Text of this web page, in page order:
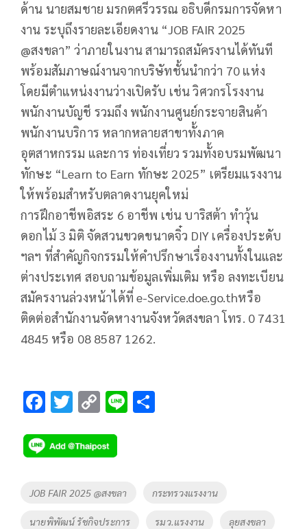
ด้าน นายสมชาย มรกตศรีวรรณ อธิบดีกรมการจัดหา
งาน ระบุถึงรายละเอียดงาน “JOB FAIR 2025
@สงขลา” ว่าภายในงาน สามารถสมัครงานได้ทันที
พร้อมสัมภาษณ์งานจากบริษัทชั้นนำกว่า 70 แห่ง
โดยมีตำแหน่งงานว่างเปิดรับ เช่น วิศวกรโรงงาน
พนักงานบัญชี รวมถึง พนักงานศูนย์กระจายสินค้า
พนักงานบริการ หลากหลายสาขาทั้งภาค
อุตสาหกรรม และการ ท่องเที่ยว รวมทั้งอบรมพัฒนา
ทักษะ “Learn to Earn ทักษะ 2025” เตรียมแรงงาน
ให้พร้อมสำหรับตลาดงานยุคใหม่
การฝึกอาชีพอิสระ 6 อาชีพ เช่น บาริสต้า ทำวุ้น
ดอกไม้ 3 มิติ จัดสวนขวดขนาดจิ๋ว DIY เครื่องประดับ
ฯลฯ ที่สำคัญกิจกรรมให้คำปรึกษาเรื่องงานทั้งในและ
ต่างประเทศ สอบถามข้อมูลเพิ่มเติม หรือ ลงทะเบียน
สมัครงานล่วงหน้าได้ที่ e-Service.doe.go.thหรือ
ติดต่อสำนักงานจัดหางานจังหวัดสงขลา โทร. 0 7431
4845 หรือ 08 8587 1262.
F
e
b
o
o
T
tt
er
C
p
y
Li
n
Li
Tags
JOB FAIR 2025 @สงขลา กระทรวงแรงงาน
นายพิพัฒน์ รัชกิจประการ รมว.แรงงาน ลุยสงขลา